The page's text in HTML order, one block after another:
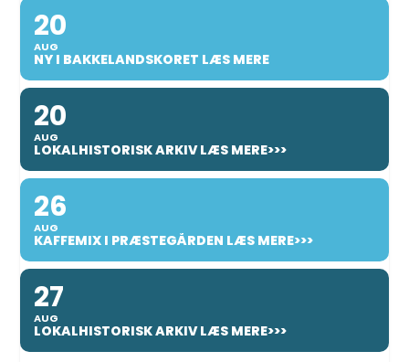
20
AUG
NY I BAKKELANDSKORET LÆS MERE
20
AUG
LOKALHISTORISK ARKIV LÆS MERE>>>
26
AUG
KAFFEMIX I PRÆSTEGÅRDEN LÆS MERE>>>
27
AUG
LOKALHISTORISK ARKIV LÆS MERE>>>